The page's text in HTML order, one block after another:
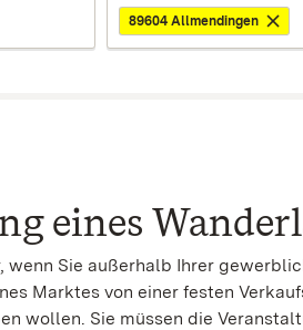
89604 Allmendingen
eines
wenn Sie außerhalb Ihrer
Marktes von einer festen
wollen. Sie müssen die